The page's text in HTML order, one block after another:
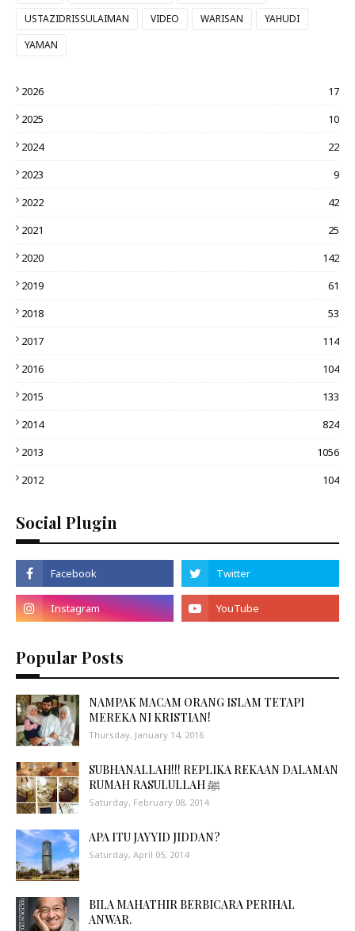
USTAZIDRISSULAIMAN
VIDEO WARISAN
YAHUDI
YAMAN
2026
17
2025
10
2024
22
2023
9
2022
42
2021
25
2020
142
2019
61
2018
53
2017
114
2016
104
2015
133
2014
824
2013
1056
2012
104
Social Plugin
Popular Posts
NAMPAK MACAM ORANG ISLAM TETAPI
MEREKA NI KRISTIAN!
Thursday, January 14, 2016
SUBHANALLAH!!! REPLIKA REKAAN DALAMAN
RUMAH RASULULLAH ﷺ
Saturday, February 08, 2014
APA ITU JAYYID JIDDAN?
Saturday, April 05, 2014
BILA MAHATHIR BERBICARA PERIHAL
ANWAR.